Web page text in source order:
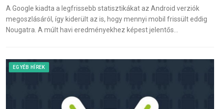
A Google kiadta a legfrissebb statisztikákat az Android verziók
megoszlásáról, így kiderült az is, hogy mennyi mobil frissült eddig
Nougatra. A múlt havi eredményekhez képest jelentős…
EGYÉB HÍREK